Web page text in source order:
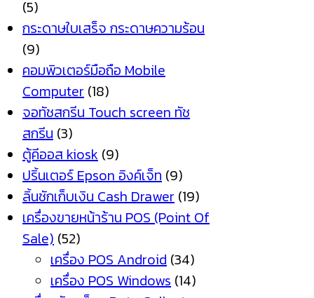
(5)
กระดาษใบเสร็จ กระดาษความร้อน
(9)
คอมพิวเตอร์มือถือ Mobile
Computer (18)
จอทัชสกรีน Touch screen ทัช
สกรีน (3)
ตู้คีออส kiosk (9)
ปริ้นเตอร์ Epson อิงค์เจ็ท (9)
ลิ้นชักเก็บเงิน Cash Drawer (19)
เครื่องขายหน้าร้าน POS (Point Of
Sale) (52)
เครื่อง POS Android (34)
เครื่อง POS Windows (14)